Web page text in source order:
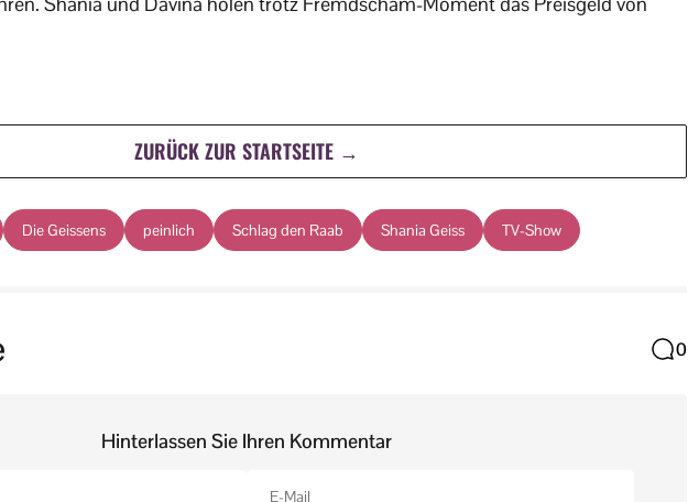
ZURÜCK ZUR STARTSEITE →
Die Geissens peinlich Schlag den Raab Shania Geiss TV-Show
0
Hinterlassen Sie Ihren Kommentar